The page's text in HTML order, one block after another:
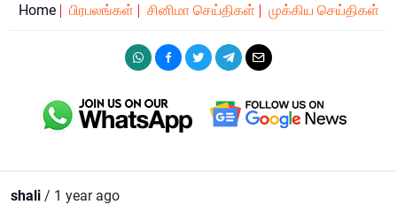
Home பிரபலங்கள் சினிமா செய்திகள் முக்கிய செய்திகள்
shali / 1 year ago